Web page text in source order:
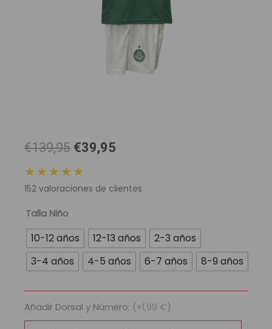
€139,95 El
original
era:
€39,95
es:
★★★★★
152 valoraciones de clientes
Talla Niño
10-12 años 12-13 años
2-3 años
3-4 años
4-5 años 6-7 años 8-9 años
Añadir Dorsal y Número: (+1,99 €)
Conjunto
Niño
Sociedade
Esportiva
Palmeiras